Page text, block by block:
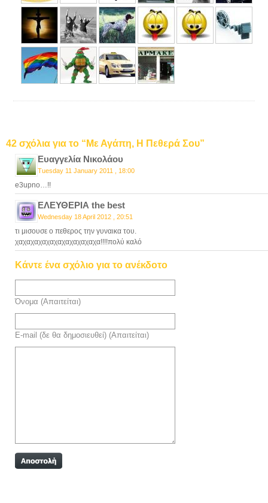
42 σχόλια για το “Με Αγάπη, Η Πεθερά Σου”
Ευαγγελία Νικολάου
Tuesday 11 January 2011 , 18:00
e3upno…!!
ΕΛΕΥΘΕΡΙΑ the best
Wednesday 18 April 2012 , 20:51
τι μισουσε ο πεθερος την γυναικα του.
χαχαχαχαχαχαχαχαχαχαχα!!!!πολύ καλό
Κάντε ένα σχόλιο για το ανέκδοτο
Όνομα (Απαιτείται)
E-mail (δε θα δημοσιευθεί) (Απαιτείται)